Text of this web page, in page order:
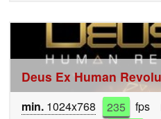
Deus Ex Human
min. 1024x768 235 fps